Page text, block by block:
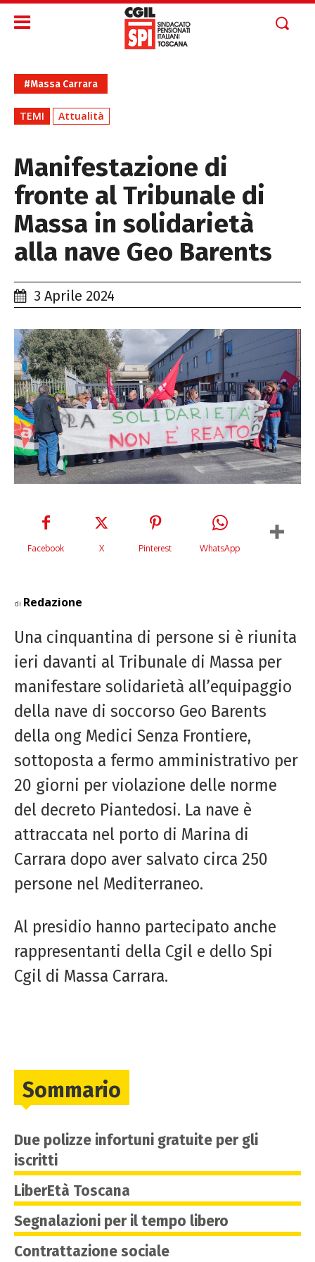
#Massa Carrara
TEMI Attualità
Manifestazione di
fronte al Tribunale di
Massa in solidarietà
alla nave Geo Barents
3 Aprile 2024
Facebook X Pinterest WhatsApp
di Redazione
Una cinquantina di persone si è riunita
ieri davanti al Tribunale di Massa per
manifestare solidarietà all’equipaggio
della nave di soccorso Geo Barents
della ong Medici Senza Frontiere,
sottoposta a fermo amministrativo per
20 giorni per violazione delle norme
del decreto Piantedosi. La nave è
attraccata nel porto di Marina di
Carrara dopo aver salvato circa 250
persone nel Mediterraneo.
Al presidio hanno partecipato anche
rappresentanti della Cgil e dello Spi
Cgil di Massa Carrara.
Sommario
Due polizze infortuni gratuite per gli
iscritti
LiberEtà Toscana
Segnalazioni per il tempo libero
Contrattazione sociale